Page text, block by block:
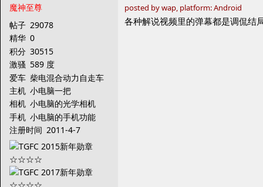
魔神至尊
帖子 29078
精华 0
积分 30515
激骚 589 度
爱车 柴电混合动力自走车
主机 小电脑一把
相机 小电脑的光学相机
手机 小电脑的手机功能
注册时间 2011-4-7
posted by wap, platform: Android
各种解说视频里的弹幕都是调侃结